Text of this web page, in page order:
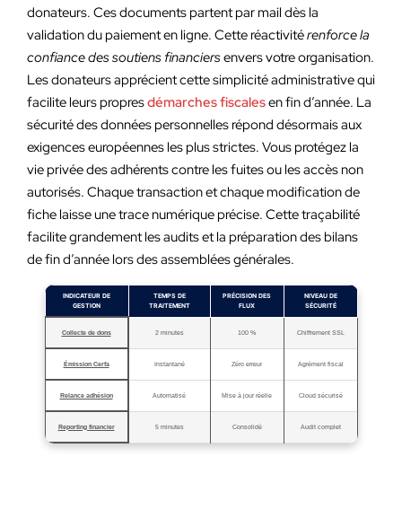
donateurs. Ces documents partent par mail dès la
validation du paiement en ligne. Cette réactivitérenforce la
confiance des soutiens financiersenvers votre organisation.
Les donateurs apprécient cette simplicité administrative qui
facilite leurs propresdémarches fiscalesen fin d’année. La
sécurité des données personnelles répond désormais aux
exigences européennes les plus strictes. Vous protégez la
vie privée des adhérents contre les fuites ou les accès non
autorisés. Chaque transaction et chaque modification de
fiche laisse une trace numérique précise. Cette traçabilité
facilite grandement les audits et la préparation des bilans
de fin d’année lors des assemblées générales.
INDICATEUR DE
GESTION
TEMPS DE
TRAITEMENT
PRÉCISION DES
FLUX
NIVEAU DE
SÉCURITÉ
Collecte de dons 2 minutes 100 % Chiffrement SSL
Émission Cerfa Instantané Zéro erreur Agrément fiscal
Relance adhésion Automatisé Mise à jour réelle Cloud sécurisé
Reporting financier 5 minutes Consolidé Audit complet